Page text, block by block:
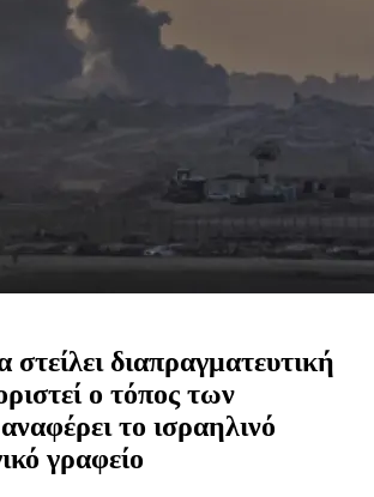
διαπραγματευτική
ο τόπος των
το ισραηλινό
γραφείο